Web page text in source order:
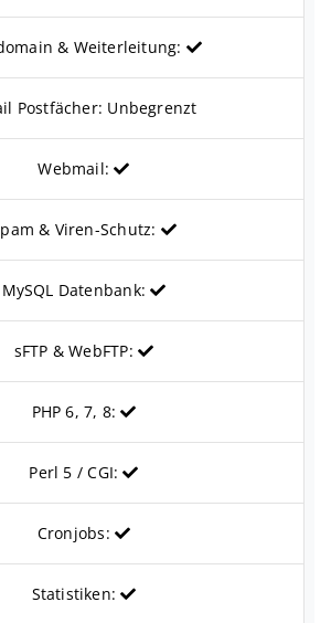
& Weiterleitung:
Postfächer: Unbegrenzt
Webmail:
& Viren-Schutz:
MySQL Datenbank:
sFTP & WebFTP:
PHP 6, 7, 8:
Perl 5 / CGI:
Cronjobs:
Statistiken: